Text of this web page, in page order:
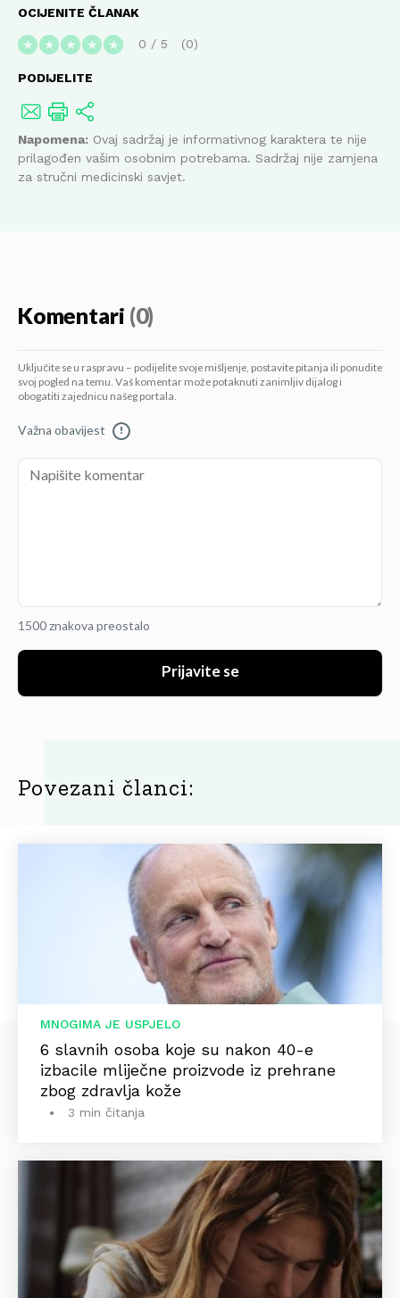
OCIJENITE ČLANAK
★ ★ ★ ★ ★ 0 / 5 0
PODIJELITE
Napomena: Ovaj sadržaj je informativnog karaktera te nije
prilagođen vašim osobnim potrebama. Sadržaj nije zamjena
za stručni medicinski savjet.
Komentari (0)
Uključite se u raspravu – podijelite svoje mišljenje, postavite pitanja ili ponudite
svoj pogled na temu. Vaš komentar može potaknuti zanimljiv dijalog i
obogatiti zajednicu našeg portala.
Važna obavijest !
1500 znakova preostalo
Prijavite se
Povezani članci:
MNOGIMA JE USPJELO
6 slavnih osoba koje su nakon 40-e
izbacile mliječne proizvode iz prehrane
zbog zdravlja kože
3 min čitanja